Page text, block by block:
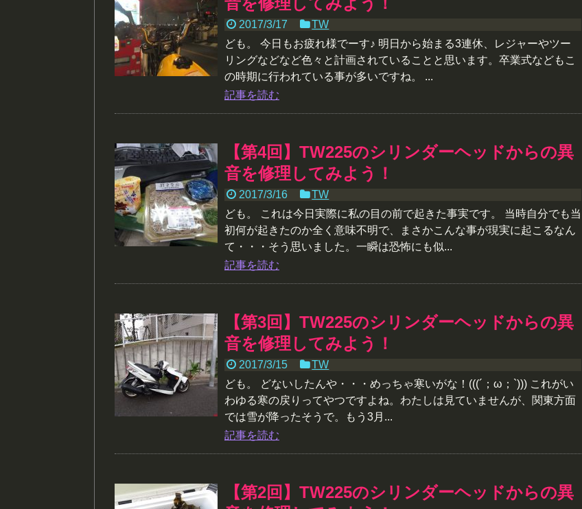
2017/3/17
TW
ども。 今日もお疲れ様でーす♪ 明日から始まる3連休、レジャーやツー
リングなどなど色々と計画されていることと思います。卒業式などもこ
の時期に行われている事が多いですね。 ...
記事を読む
【第4回】TW225のシリンダーヘッドからの異
音を修理してみよう！
2017/3/16
TW
ども。 これは今日実際に私の目の前で起きた事実です。 当時自分でも当
初何が起きたのか全く意味不明で、まさかこんな事が現実に起こるなん
て・・・そう思いました。一瞬は恐怖にも似...
記事を読む
【第3回】TW225のシリンダーヘッドからの異
音を修理してみよう！
2017/3/15
TW
ども。 どないしたんや・・・めっちゃ寒いがな！(((´；ω；`))) これがい
わゆる寒の戻りってやつですよね。わたしは見ていませんが、関東方面
では雪が降ったそうで。もう3月...
記事を読む
【第2回】TW225のシリンダーヘッドからの異